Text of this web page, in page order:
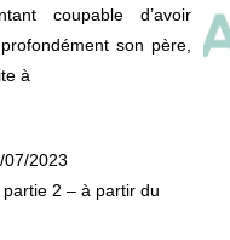
coupable d’avoir
son père,
à
2023
partie 2 – à partir du